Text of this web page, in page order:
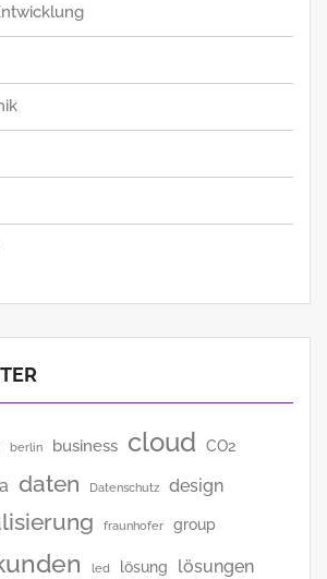
berlin business cloud CO2
daten Datenschutz design
fraunhofer group
led lösung lösungen